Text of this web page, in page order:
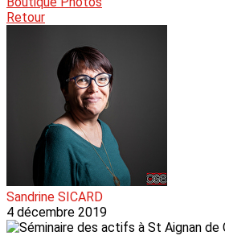
Retour
Sandrine SICARD
4 décembre 2019